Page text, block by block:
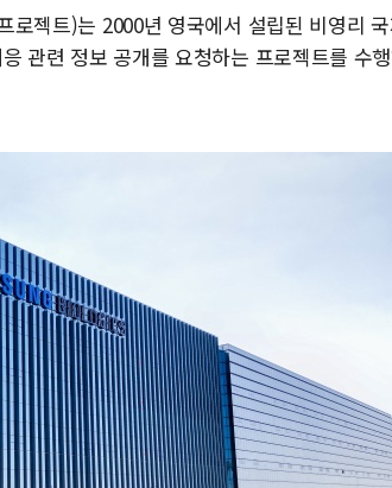
현대그린푸
與 "세제개
젝트)는 2000년 영국에서 설립된 비영리 국
관련 정보 공개를 요청하는 프로젝트를 수